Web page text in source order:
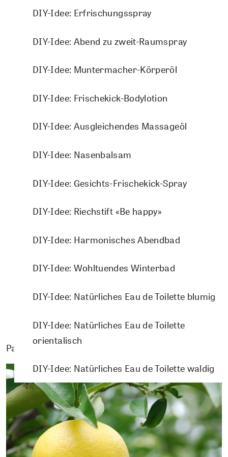
DIY-Idee: Erfrischungsspray
DIY-Idee: Abend zu zweit-Raumspray
DIY-Idee: Muntermacher-Körperöl
DIY-Idee: Frischekick-Bodylotion
DIY-Idee: Ausgleichendes Massageöl
DIY-Idee: Nasenbalsam
DIY-Idee: Gesichts-Frischekick-Spray
DIY-Idee: Riechstift «Be happy»
DIY-Idee: Harmonisches Abendbad
DIY-Idee: Wohltuendes Winterbad
DIY-Idee: Natürliches Eau de Toilette blumig
DIY-Idee: Natürliches Eau de Toilette
orientalisch
DIY-Idee: Natürliches Eau de Toilette waldig
Pfefferminze Pflanzenwasser Spray
100 ml
Passende Pflanzenporträts